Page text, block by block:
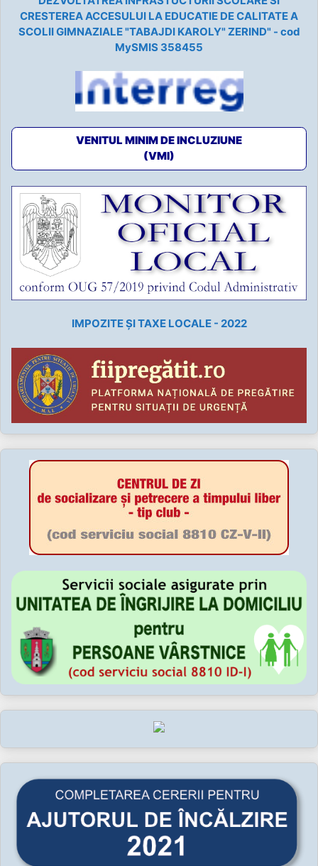
CRESTEREA ACCESULUI LA EDUCATIE DE CALITATE A
SCOLII GIMNAZIALE "TABAJDI KAROLY" ZERIND" - cod
MySMIS 358455
VENITUL MINIM DE INCLUZIUNE
(VMI)
IMPOZITE ȘI TAXE LOCALE - 2022